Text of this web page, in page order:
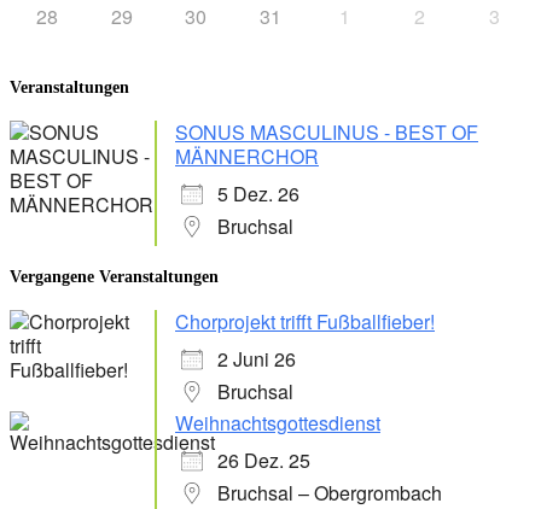
28 29 30 31 1 2 3
Veranstaltungen
SONUS MASCULINUS - BEST OF
MÄNNERCHOR
5 Dez. 26
Bruchsal
Vergangene Veranstaltungen
Chorprojekt trifft Fußballfieber!
2 Juni 26
Bruchsal
Weihnachtsgottesdienst
26 Dez. 25
Bruchsal – Obergrombach